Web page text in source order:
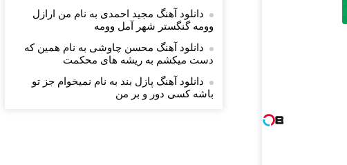
دانلود آهنگ مجید احمدی به نام من ارازل
وومه گنگستر شهر آمل وومه
دانلود آهنگ محسن چاوشی به نام همین که
دست میکشم به ریشه های محکمت
دانلود آهنگ پازل بند به نام نمیخوام جز تو
باشه کسی دور و بر من